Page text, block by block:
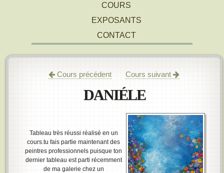
COURS
EXPOSANTS
CONTACT
Cours précédent Cours suivant
DANIÉLE
Tableau très réussi réalisé en un
cours.tu fais partie maintenant des
peintres professionnels puisque ton
dernier tableau est parti récemment
de ma galerie chez un